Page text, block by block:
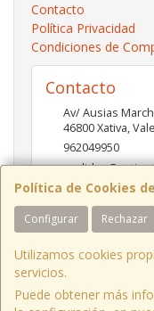
Política de Cookies
Configurar Rechazar
Utilizamos cookies
servicios.
Puede obtener más
Contacto
Política Privacidad
Condiciones de
Contacto
Av/ Ausias
46800Xativa,
962049950
Horario
9-13:30 16:30-19:30